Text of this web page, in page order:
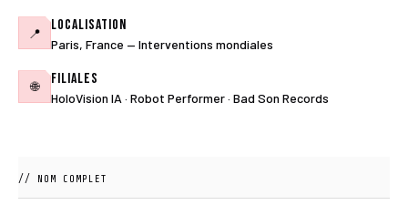
📍 Localisation
Paris, France — Interventions mondiales
🌐 Filiales
HoloVision IA · Robot Performer · Bad Son Records